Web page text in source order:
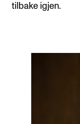
tilbake igjen.